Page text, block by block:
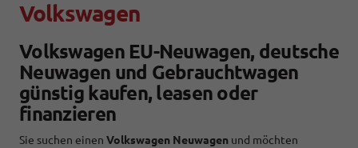
Volkswagen
Volkswagen EU-Neuwagen, deutsche
Neuwagen und Gebrauchtwagen
günstig kaufen, leasen oder
finanzieren
Sie suchen einen Volkswagen Neuwagen und möchten